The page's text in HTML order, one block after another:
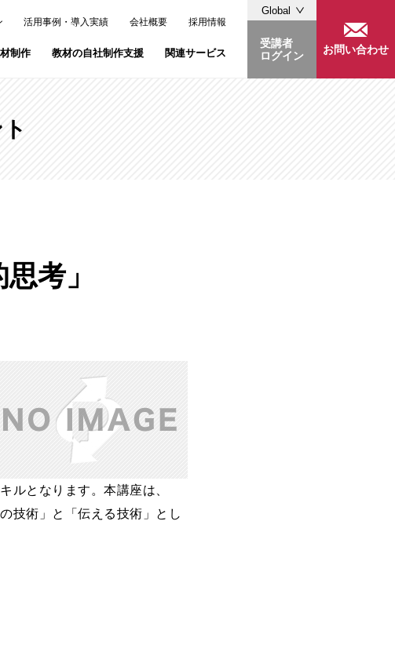
活用事例・導入実績 会社概要 採用情報
制作 教材の自社制作支援 関連サービス
能な赤坂・溜池山王のレンタルスペース「LiLeaS」
お問い合わせ
Global
受講者
ログイン
考」
ルとなります。本講座は、
技術」と「伝える技術」とし